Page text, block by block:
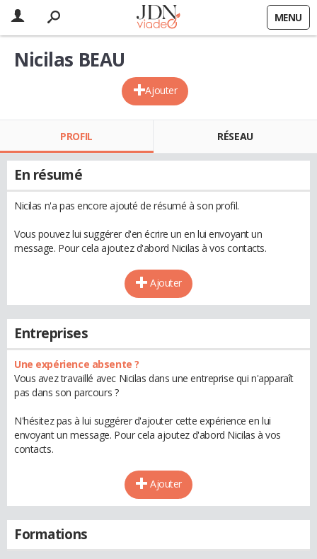
MENU
Ajouter
Nicilas BEAU
PROFIL RÉSEAU
En résumé
Nicilas n'a pas encore ajouté de résumé à son profil.
Vous pouvez lui suggérer d'en écrire un en lui envoyant un
message. Pour cela ajoutez d'abord Nicilas à vos contacts.
Ajouter
Entreprises
Une expérience absente ?
Vous avez travaillé avec Nicilas dans une entreprise qui n'apparaît
pas dans son parcours ?
N'hésitez pas à lui suggérer d'ajouter cette expérience en lui
envoyant un message. Pour cela ajoutez d'abord Nicilas à vos
contacts.
Ajouter
Formations